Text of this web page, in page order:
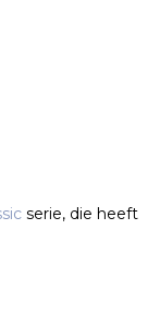
serie, die heeft